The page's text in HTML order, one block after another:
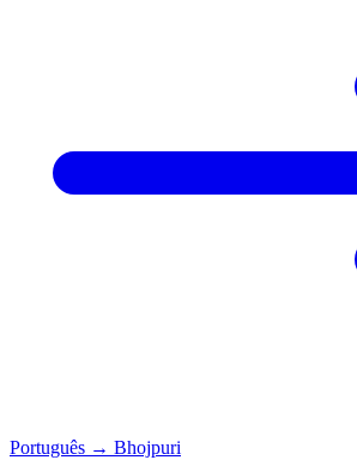
Português → Bhojpuri